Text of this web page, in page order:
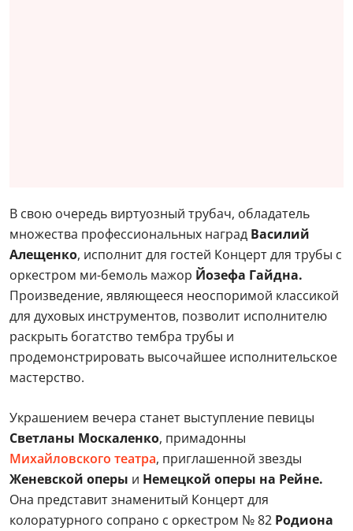
В свою очередь виртуозный трубач, обладатель
множества профессиональных наград Василий
Алещенко, исполнит для гостей Концерт для трубы с
оркестром ми-бемоль мажор Йозефа Гайдна.
Произведение, являющееся неоспоримой классикой
для духовых инструментов, позволит исполнителю
раскрыть богатство тембра трубы и
продемонстрировать высочайшее исполнительское
мастерство.
Украшением вечера станет выступление певицы
Светланы Москаленко, примадонны
Михайловского театра, приглашенной звезды
Женевской оперы и Немецкой оперы на Рейне.
Она представит знаменитый Концерт для
колоратурного сопрано с оркестром № 82 Родиона